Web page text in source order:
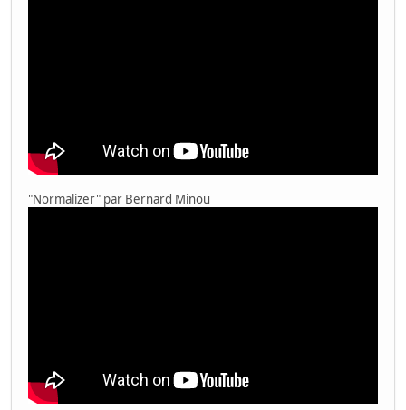
"Normalizer" par Bernard Minou